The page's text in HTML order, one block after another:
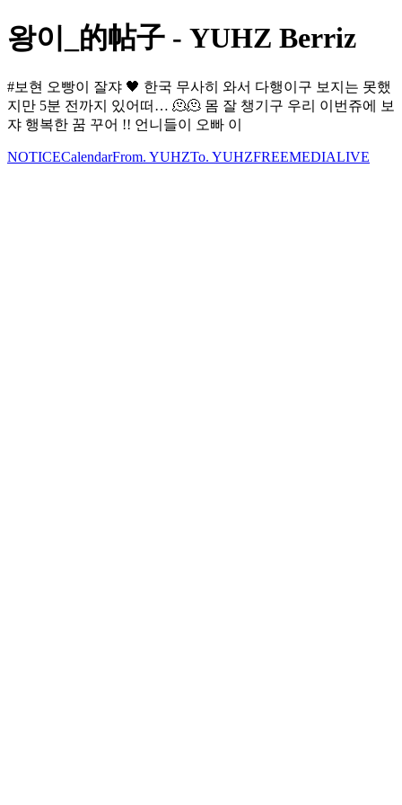
왕이_的帖子 - YUHZ Berriz
#보현 오빵이 잘쟈 🖤 한국 무사히 와서 다행이구 보지는 못했
지만 5분 전까지 있어떠… 🫠🫠 몸 잘 챙기구 우리 이번쥬에 보
쟈 행복한 꿈 꾸어 !! 언니들이 오빠 이
NOTICECalendarFrom. YUHZTo. YUHZFREEMEDIALIVE